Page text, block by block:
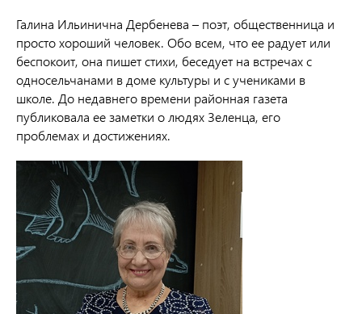
Галина Ильинична Дербенева – поэт, общественница и
просто хороший человек. Обо всем, что ее радует или
беспокоит, она пишет стихи, беседует на встречах с
односельчанами в доме культуры и с учениками в
школе. До недавнего времени районная газета
публиковала ее заметки о людях Зеленца, его
проблемах и достижениях.